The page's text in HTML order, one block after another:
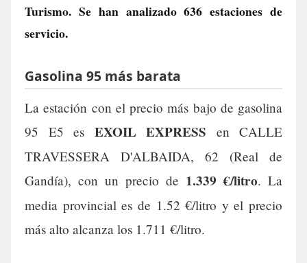
Turismo. Se han analizado 636 estaciones de
servicio.
Gasolina 95 más barata
La estación con el precio más bajo de gasolina
95 E5 es EXOIL EXPRESS en CALLE
TRAVESSERA D'ALBAIDA, 62 (Real de
Gandía), con un precio de 1.339 €/litro. La
media provincial es de 1.52 €/litro y el precio
más alto alcanza los 1.711 €/litro.